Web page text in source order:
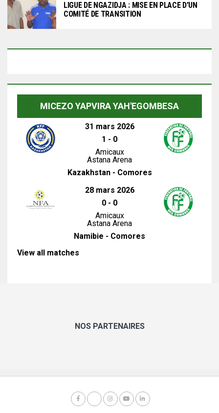
LIGUE DE NGAZIDJA : MISE EN PLACE D’UN
COMITÉ DE TRANSITION
MICEZO YAPVIRA YAH'EGOMBESA
31 mars 2026
1 - 0
Amicaux
Astana Arena
Kazakhstan - Comores
28 mars 2026
0 - 0
Amicaux
Astana Arena
Namibie - Comores
View all matches
NOS PARTENAIRES